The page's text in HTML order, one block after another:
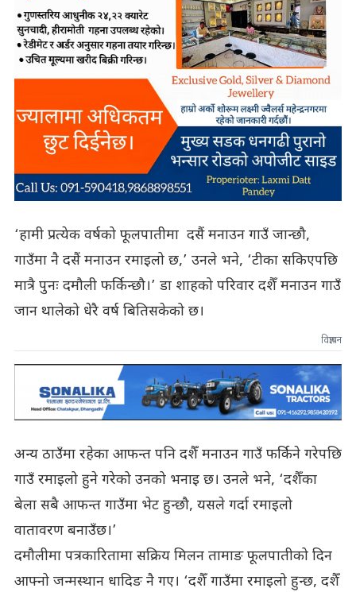
‘हामी प्रत्येक वर्षको फूलपातीमा दसैं मनाउन गाउँ जान्छौ,
गाउँमा नै दसैं मनाउन रमाइलो छ,’ उनले भने, ‘टीका सकिएपछि
मात्रै पुनः दमौली फर्किन्छौ।’ डा शाहको परिवार दशैँ मनाउन गाउँ
जान थालेको धेरै वर्ष बितिसकेको छ।
विज्ञापन
अन्य ठाउँमा रहेका आफन्त पनि दशैँ मनाउन गाउँ फर्किने गरेपछि
गाउँ रमाइलो हुने गरेको उनको भनाइ छ। उनले भने, ‘दशैँका
बेला सबै आफन्त गाउँमा भेट हुन्छौ, यसले गर्दा रमाइलो
वातावरण बनाउँछ।’
दमौलीमा पत्रकारितामा सक्रिय मिलन तामाङ फूलपातीको दिन
आफ्नो जन्मस्थान धादिङ नै गए। ‘दशैँ गाउँमा रमाइलो हुन्छ, दशैँ